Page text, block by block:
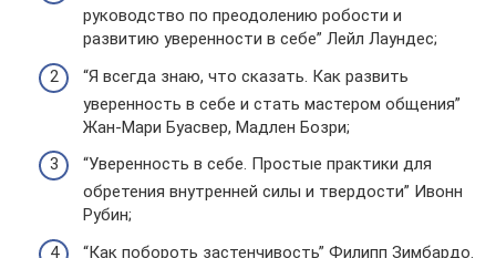
руководство по преодолению робости и
развитию уверенности в себе” Лейл Лаундес;
“Я всегда знаю, что сказать. Как развить
уверенность в себе и стать мастером общения”
Жан-Мари Буасвер, Мадлен Бозри;
“Уверенность в себе. Простые практики для
обретения внутренней силы и твердости” Ивонн
Рубин;
“Как побороть застенчивость” Филипп Зимбардо.